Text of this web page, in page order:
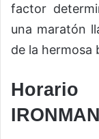
factor
una maratón
de la hermosa